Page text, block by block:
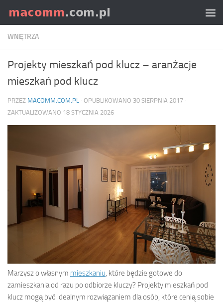
Skip to content
WNĘTRZA
Projekty mieszkań pod klucz – aranżacje
mieszkań pod klucz
PRZEZ MACOMM.COM.PL · OPUBLIKOWANO 30 SIERPNIA 2017 ·
ZAKTUALIZOWANO 18 STYCZNIA 2026
Marzysz o własnym mieszkaniu, które będzie gotowe do
zamieszkania od razu po odbiorze kluczy? Projekty mieszkań pod
klucz mogą być idealnym rozwiązaniem dla osób, które cenią sobie